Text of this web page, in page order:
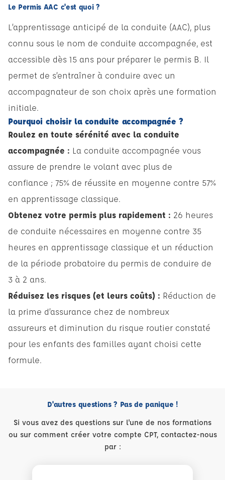
Le Permis AAC c'est quoi ?
L’apprentissage anticipé de la conduite (AAC), plus
connu sous le nom de conduite accompagnée, est
accessible dès 15 ans pour préparer le permis B. Il
permet de s’entraîner à conduire avec un
accompagnateur de son choix après une formation
initiale.
Pourquoi choisir la conduite accompagnée ?
Roulez en toute sérénité avec la conduite
accompagnée : La conduite accompagnée vous
assure de prendre le volant avec plus de
confiance ; 75% de réussite en moyenne contre 57%
en apprentissage classique.
Obtenez votre permis plus rapidement : 26 heures
de conduite nécessaires en moyenne contre 35
heures en apprentissage classique et un réduction
de la période probatoire du permis de conduire de
3 à 2 ans.
Réduisez les risques (et leurs coûts) : Réduction de
la prime d’assurance chez de nombreux
assureurs et diminution du risque routier constaté
pour les enfants des familles ayant choisi cette
formule.
D'autres questions ? Pas de panique !
Si vous avez des questions sur l'une de nos formations
ou sur comment créer votre compte CPT, contactez-nous
par :